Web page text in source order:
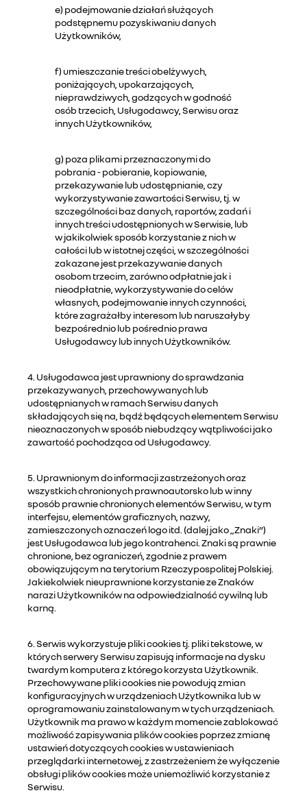
e) podejmowanie działań służących
podstępnemu pozyskiwaniu danych
Użytkowników,
f) umieszczanie treści obelżywych,
poniżających, upokarzających,
nieprawdziwych, godzących w godność
osób trzecich, Usługodawcy, Serwisu oraz
innych Użytkowników,
g) poza plikami przeznaczonymi do
pobrania - pobieranie, kopiowanie,
przekazywanie lub udostępnianie, czy
wykorzystywanie zawartości Serwisu, tj. w
szczególności baz danych, raportów, zadań i
innych treści udostępnionych w Serwisie, lub
w jakikolwiek sposób korzystanie z nich w
całości lub w istotnej części, w szczególności
zakazane jest przekazywanie danych
osobom trzecim, zarówno odpłatnie jak i
nieodpłatnie, wykorzystywanie do celów
własnych, podejmowanie innych czynności,
które zagrażałby interesom lub naruszałyby
bezpośrednio lub pośrednio prawa
Usługodawcy lub innych Użytkowników.
4. Usługodawca jest uprawniony do sprawdzania
przekazywanych, przechowywanych lub
udostępnianych w ramach Serwisu danych
składających się na, bądź będących elementem Serwisu
nieoznaczonych w sposób niebudzący wątpliwości jako
zawartość pochodząca od Usługodawcy.
5. Uprawnionym do informacji zastrzeżonych oraz
wszystkich chronionych prawnoautorsko lub w inny
sposób prawnie chronionych elementów Serwisu, w tym
interfejsu, elementów graficznych, nazwy,
zamieszczonych oznaczeń logo itd. (dalej jako „Znaki”)
jest Usługodawca lub jego kontrahenci. Znaki są prawnie
chronione, bez ograniczeń, zgodnie z prawem
obowiązującym na terytorium Rzeczypospolitej Polskiej.
Jakiekolwiek nieuprawnione korzystanie ze Znaków
narazi Użytkowników na odpowiedzialność cywilną lub
karną.
6. Serwis wykorzystuje pliki cookies tj. pliki tekstowe, w
których serwery Serwisu zapisują informacje na dysku
twardym komputera z którego korzysta Użytkownik.
Przechowywane pliki cookies nie powodują zmian
konfiguracyjnych w urządzeniach Użytkownika lub w
oprogramowaniu zainstalowanym w tych urządzeniach.
Użytkownik ma prawo w każdym momencie zablokować
możliwość zapisywania plików cookies poprzez zmianę
ustawień dotyczących cookies w ustawieniach
przeglądarki internetowej, z zastrzeżeniem że wyłączenie
obsługi plików cookies może uniemożliwić korzystanie z
Serwisu.